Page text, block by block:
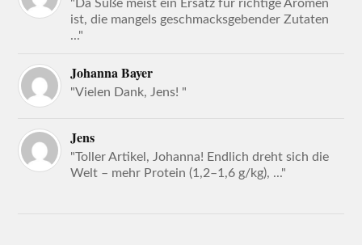
"Da Süße meist ein Ersatz für richtige Aromen
ist, die mangels geschmacksgebender Zutaten
..."
Johanna Bayer
"Vielen Dank, Jens! "
Jens
"Toller Artikel, Johanna! Endlich dreht sich die
Welt – mehr Protein (1,2–1,6 g/kg), ..."